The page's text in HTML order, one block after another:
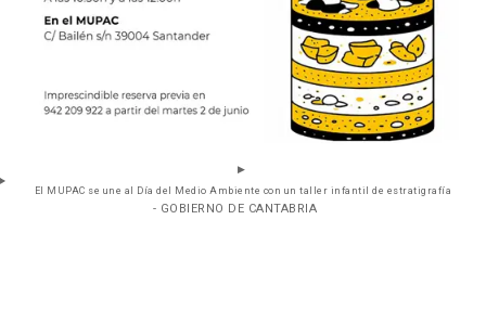
El MUPAC se une al Día del Medio Ambiente con un taller infantil de estratigrafía
- GOBIERNO DE CANTABRIA